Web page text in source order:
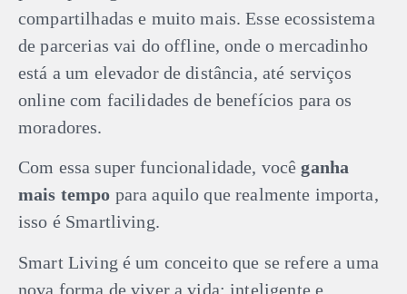
compartilhadas e muito mais. Esse ecossistema
de parcerias vai do offline, onde o mercadinho
está a um elevador de distância, até serviços
online com facilidades de benefícios para os
moradores.
Com essa super funcionalidade, você ganha
mais tempo para aquilo que realmente importa,
isso é Smartliving.
Smart Living é um conceito que se refere a uma
nova forma de viver a vida: inteligente e